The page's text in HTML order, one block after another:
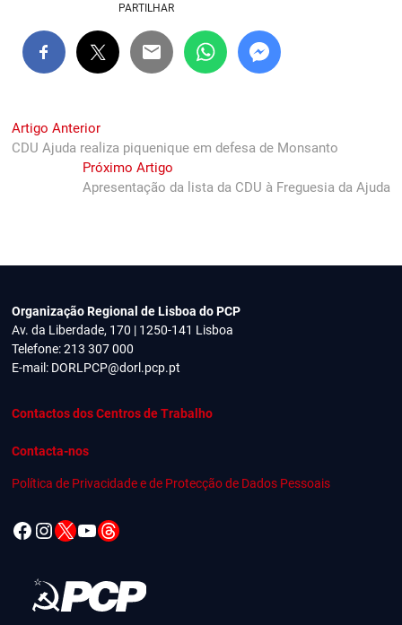
PARTILHAR
Navegação
de
Artigo AnteriorPrevious
post:
CDU Ajuda realiza piquenique em defesa de Monsanto
Próximo ArtigoNext
post:
Apresentação da lista da CDU à Freguesia da Ajuda
Organização Regional de Lisboa do PCP
Av. da Liberdade, 170 | 1250-141 Lisboa
Telefone: 213 307 000
E-mail: DORLPCP@dorl.pcp.pt
Contactos dos Centros de Trabalho
Contacta-nos
Política de Privacidade e de Protecção de Dados Pessoais
Facebook
Instagram
X YouTube
Threads